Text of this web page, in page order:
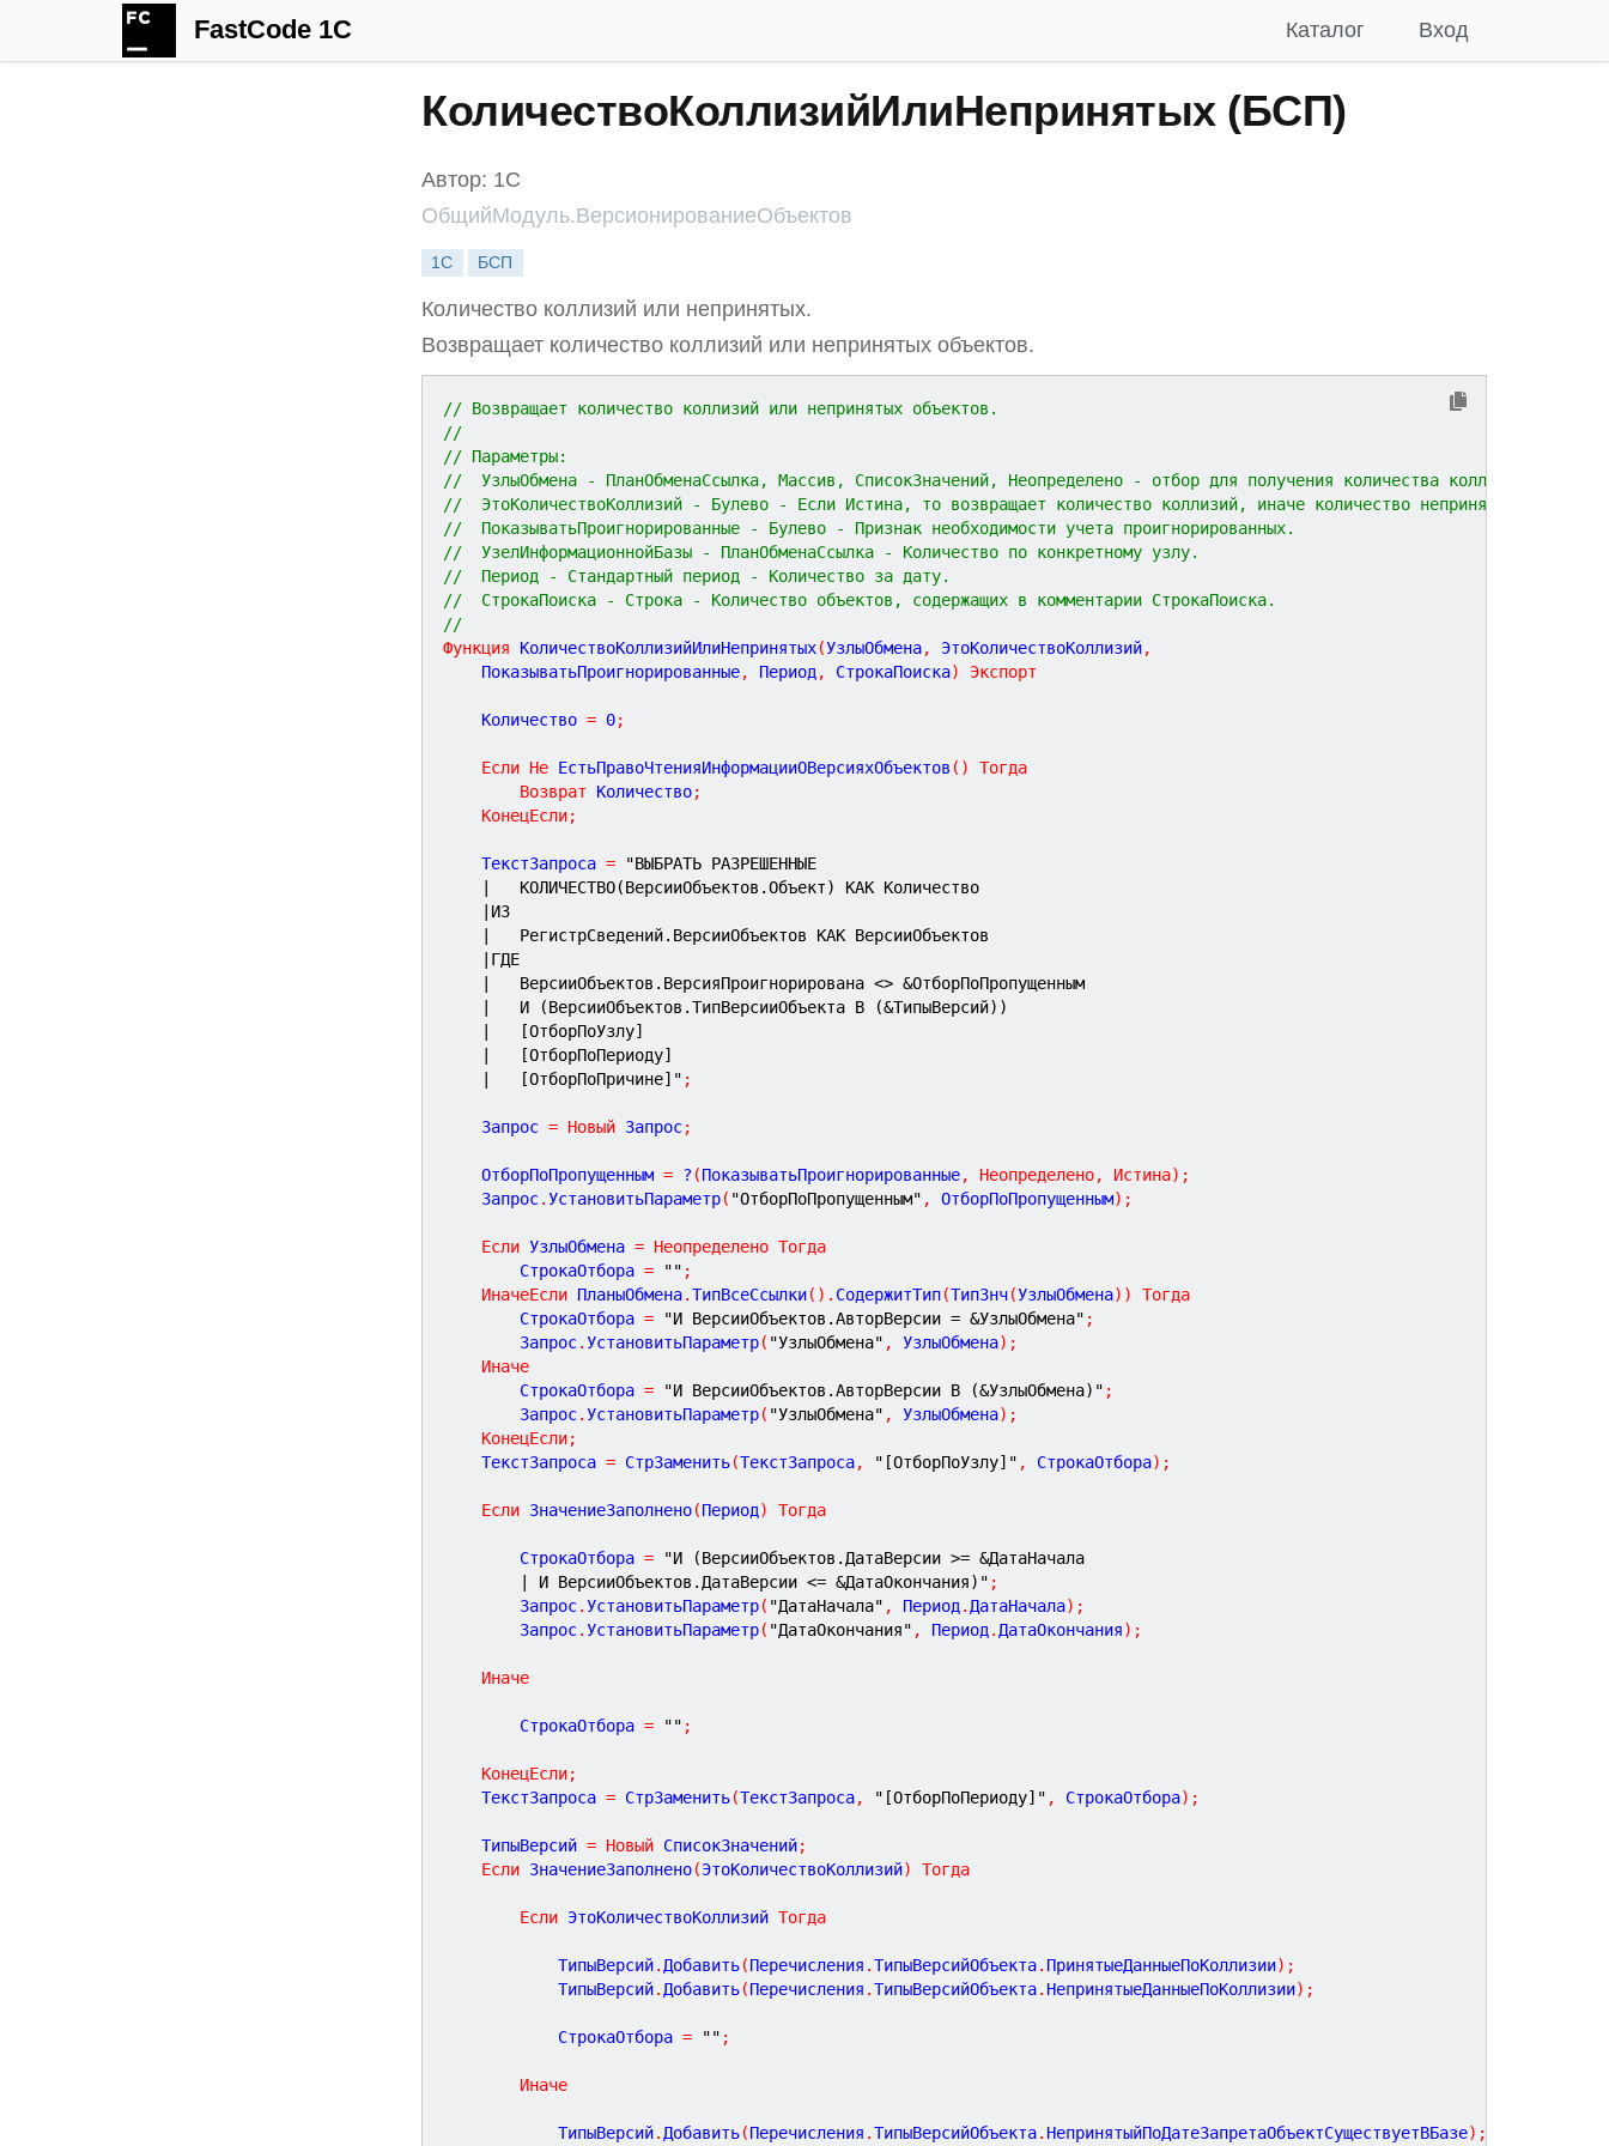
FastCode 1C Вход
Каталог
КоличествоКоллизийИлиНепринятых (БСП)
Автор: 1С
ОбщийМодуль.ВерсионированиеОбъектов
1С БСП
Количество коллизий или непринятых.
Возвращает количество коллизий или непринятых объектов.
// Возвращает количество коллизий или непринятых объектов.
//
// Параметры:
//	УзлыОбмена - ПланОбменаСсылка, Массив, СписокЗначений, Неопределено - отбор для получения количества коллизий.
//	ЭтоКоличествоКоллизий - Булево - Если Истина, то возвращает количество коллизий, иначе количество непринятых.
//	ПоказыватьПроигнорированные - Булево - Признак необходимости учета проигнорированных.
//	УзелИнформационнойБазы - ПланОбменаСсылка - Количество по конкретному узлу.
//	Период - Стандартный период - Количество за дату.
//	СтрокаПоиска - Строка - Количество объектов, содержащих в комментарии СтрокаПоиска.
//
Функция
КоличествоКоллизийИлиНепринятых(УзлыОбмена, ЭтоКоличествоКоллизий,
	ПоказыватьПроигнорированные
, Период , СтрокаПоиска) Экспорт
	Количество
= 0;
Если Не ЕстьПравоЧтенияИнформацииОВерсияхОбъектов ( )
Тогда
Возврат Количество;
КонецЕсли;
	ТекстЗапроса
=
"ВЫБРАТЬ РАЗРЕШЕННЫЕ
|	КОЛИЧЕСТВО(ВерсииОбъектов.Объект) КАК Количество
|ИЗ
|	РегистрСведений.ВерсииОбъектов КАК ВерсииОбъектов
|ГДЕ
|	ВерсииОбъектов.ВерсияПроигнорирована <> &ОтборПоПропущенным
|	И (ВерсииОбъектов.ТипВерсииОбъекта В (&ТипыВерсий))
|	[ОтборПоУзлу]
|	[ОтборПоПериоду]
|	[ОтборПоПричине]" ;
	Запрос
= Новый Запрос;
	ОтборПоПропущенным
= ? (ПоказыватьПроигнорированные, Неопределено, Истина) ;
	Запрос
.УстановитьПараметр( "ОтборПоПропущенным" , ОтборПоПропущенным) ;
Если УзлыОбмена = Неопределено Тогда
		СтрокаОтбора
= "" ;
ИначеЕсли ПланыОбмена.ТипВсеСсылки( ) . СодержитТип(ТипЗнч(УзлыОбмена) )
Тогда
		СтрокаОтбора
= "И ВерсииОбъектов.АвторВерсии = &УзлыОбмена" ;
		Запрос
.УстановитьПараметр( "УзлыОбмена" , УзлыОбмена) ;
Иначе
		СтрокаОтбора
= "И ВерсииОбъектов.АвторВерсии В (&УзлыОбмена)" ;
		Запрос
.УстановитьПараметр( "УзлыОбмена" , УзлыОбмена) ;
КонецЕсли;
	ТекстЗапроса
= СтрЗаменить(ТекстЗапроса, "[ОтборПоУзлу]" , СтрокаОтбора) ;
Если ЗначениеЗаполнено(Период) Тогда
		СтрокаОтбора
=
"И (ВерсииОбъектов.ДатаВерсии >= &ДатаНачала
| И ВерсииОбъектов.ДатаВерсии <= &ДатаОкончания)" ;
		Запрос
.УстановитьПараметр( "ДатаНачала" , Период . ДатаНачала) ;
		Запрос
.УстановитьПараметр( "ДатаОкончания" , Период . ДатаОкончания) ;
Иначе
		СтрокаОтбора
= "" ;
КонецЕсли;
	ТекстЗапроса
= СтрЗаменить(ТекстЗапроса, "[ОтборПоПериоду]" , СтрокаОтбора) ;
	ТипыВерсий
= Новый СписокЗначений;
Если ЗначениеЗаполнено(ЭтоКоличествоКоллизий) Тогда
Если ЭтоКоличествоКоллизий Тогда
			ТипыВерсий
. Добавить(Перечисления .ТипыВерсийОбъекта. ПринятыеДанныеПоКоллизии) ;
			ТипыВерсий
. Добавить(Перечисления .ТипыВерсийОбъекта. НепринятыеДанныеПоКоллизии) ;
			СтрокаОтбора
= "" ;
Иначе
			ТипыВерсий
. Добавить(Перечисления .ТипыВерсийОбъекта. НепринятыйПоДатеЗапретаОбъектСуществуетВБазе) ;